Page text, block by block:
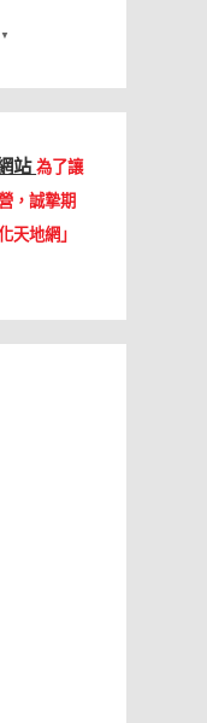
▼
站為了讓
，誠摯期
天地網」